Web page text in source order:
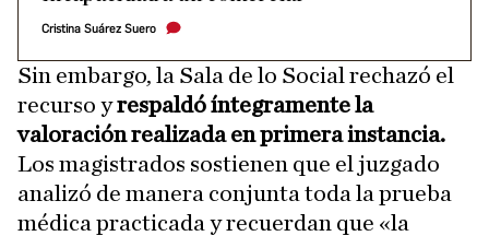
Cristina Suárez Suero
Sin embargo, la Sala de lo Social rechazó el
recurso yrespaldó íntegramente la
valoración realizada en primera instancia.
Los magistrados sostienen que el juzgado
analizó de manera conjunta toda la prueba
médica practicada y recuerdan que «la